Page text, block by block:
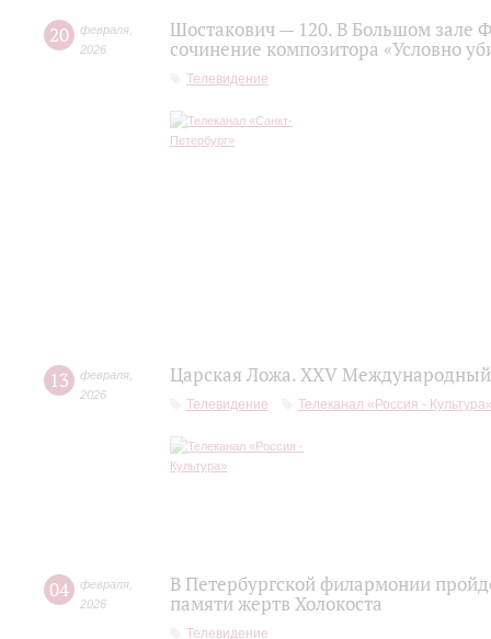
20 февраля
2026
Шостакович — 120. В Большом зале
сочинение композитора «Условно
Телевидение
13 февраля
2026
Царская Ложа. XXV
Телевидение Телеканал «Россия -
04 февраля
2026
В Петербургской филармонии
памяти жертв Холокоста
Телевидение